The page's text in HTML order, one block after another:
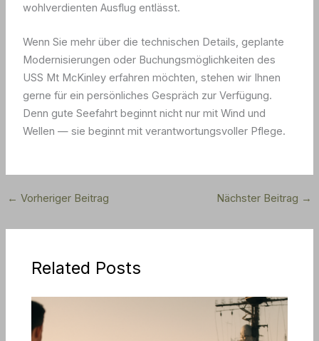
wohlverdienten Ausflug entlässt.
Wenn Sie mehr über die technischen Details, geplante
Modernisierungen oder Buchungsmöglichkeiten des
USS Mt McKinley erfahren möchten, stehen wir Ihnen
gerne für ein persönliches Gespräch zur Verfügung.
Denn gute Seefahrt beginnt nicht nur mit Wind und
Wellen — sie beginnt mit verantwortungsvoller Pflege.
← Vorheriger Beitrag Nächster Beitrag →
Related Posts